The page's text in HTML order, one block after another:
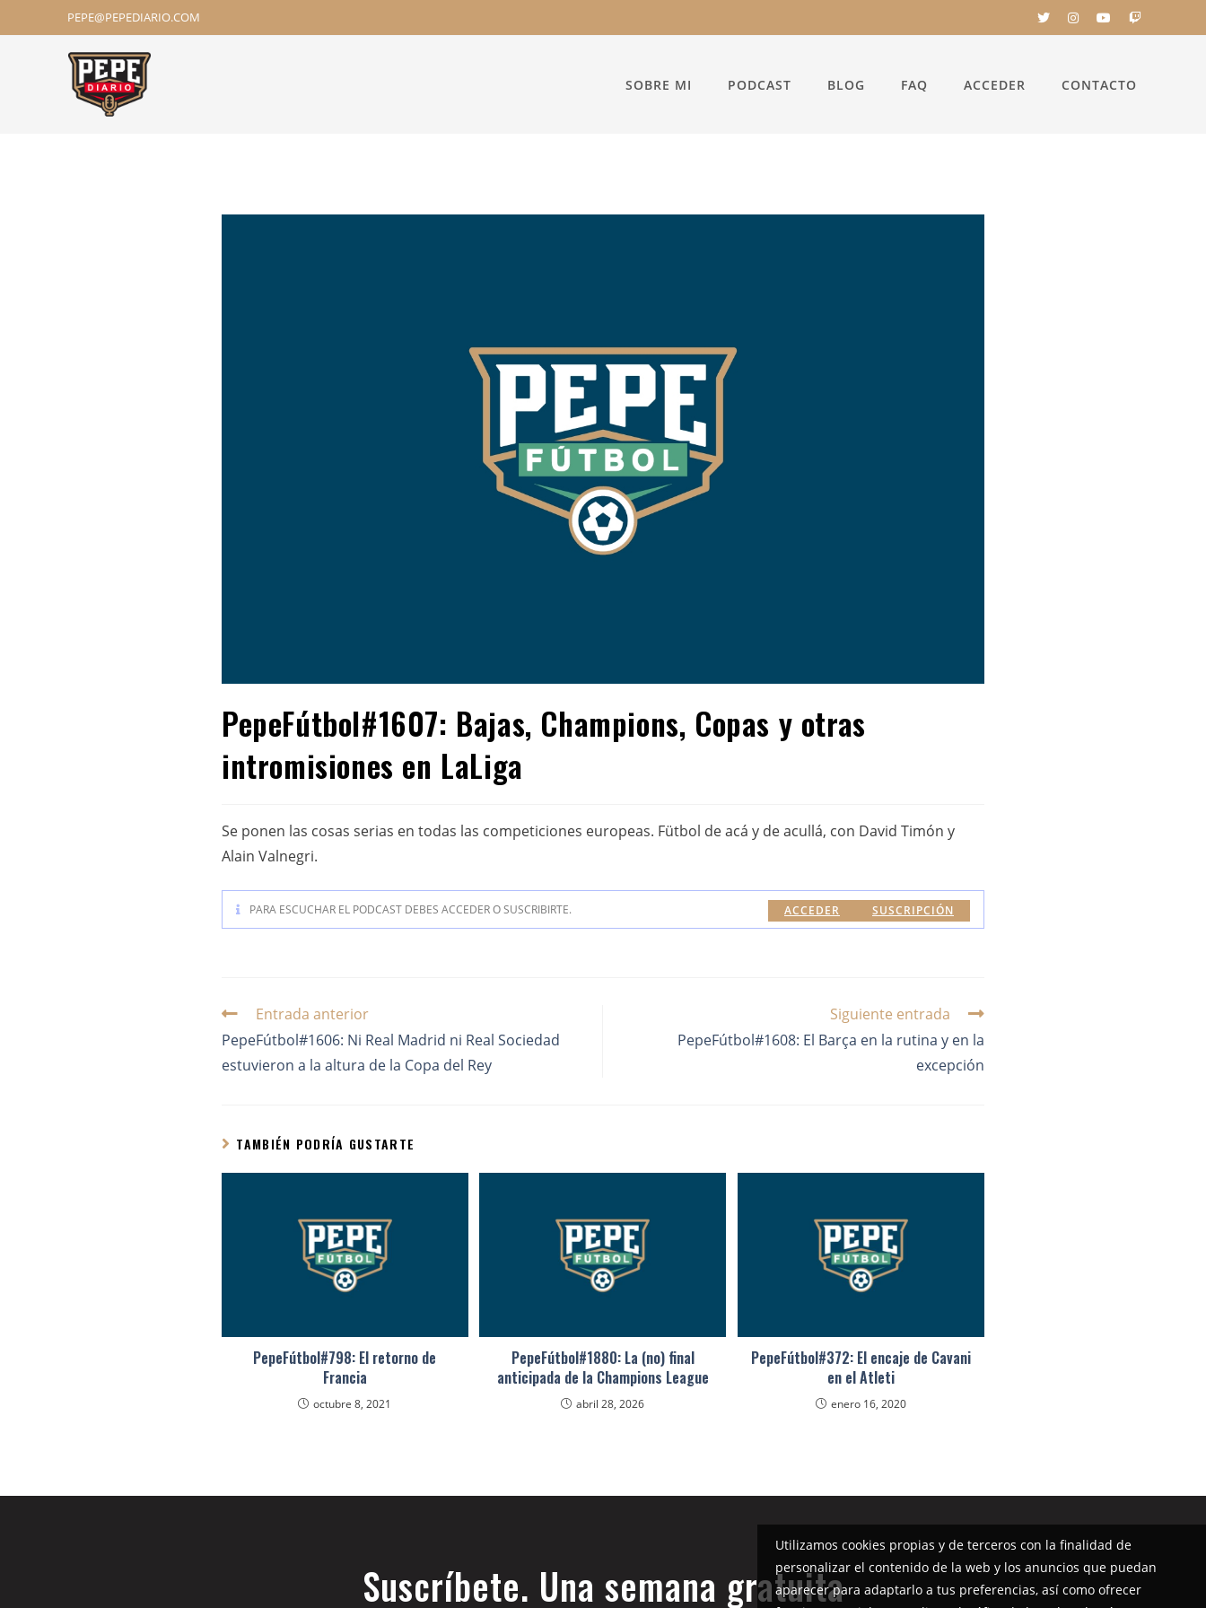
PEPE@PEPEDIARIO.COM
SOBRE MI PODCAST BLOG FAQ ACCEDER CONTACTO
PepeFútbol#1607: Bajas, Champions, Copas y otras
intromisiones en LaLiga
Se ponen las cosas serias en todas las competiciones europeas. Fütbol de acá y de acullá, con David Timón y
Alain Valnegri.
PARA ESCUCHAR EL PODCAST DEBES ACCEDER O SUSCRIBIRTE. SUSCRIPCIÓN
ACCEDER
Entrada anterior
PepeFútbol#1606: Ni Real Madrid ni Real Sociedad
estuvieron a la altura de la Copa del Rey
Siguiente entrada
PepeFútbol#1608: El Barça en la rutina y en la
excepción
TAMBIÉN PODRÍA GUSTARTE
PepeFútbol#798: El retorno de
Francia
octubre 8, 2021
PepeFútbol#1880: La (no) final
anticipada de la Champions League
abril 28, 2026
PepeFútbol#372: El encaje de Cavani
en el Atleti
enero 16, 2020
Suscríbete. Una semana gratuita
Utilizamos cookies propias y de terceros con la finalidad de
personalizar el contenido de la web y los anuncios que puedan
aparecer para adaptarlo a tus preferencias, así como ofrecer